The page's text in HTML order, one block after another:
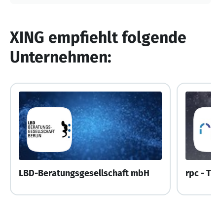
XING empfiehlt folgende
Unternehmen:
LBD-Beratungsgesellschaft mbH